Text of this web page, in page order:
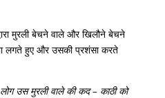
मुरली बेचने वाले और खिलौने बेचने
लगते हुए और उसकी प्रशंसा करते
उस मुरली वाले की कद – काठी को